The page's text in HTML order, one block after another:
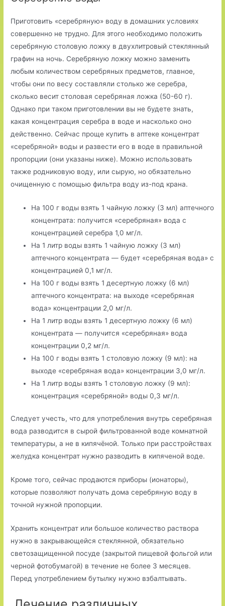
Приготовить «серебряную» воду в домашних условиях
совершенно не трудно. Для этого необходимо положить
серебряную столовую ложку в двухлитровый стеклянный
графин на ночь. Сереб­ряную ложку можно заменить
любым количеством серебряных предметов, главное,
чтобы они по весу составляли столько же серебра,
сколько весит столовая серебряная ложка (50-60 г).
Однако при таком приготовлении вы не будете знать,
какая концентрация серебра в воде и насколько оно
действенно. Сейчас проще купить в аптеке концентрат
«серебряной» воды и развести его в воде в правильной
пропорции (они указаны ниже). Можно исполь­зовать
также родниковую воду, или сырую, но обязательно
очищенную с помощью фильтра воду из-под крана.
На 100 г воды взять 1 чайную ложку (3 мл) аптечного
концентрата: получится «серебряная» вода с
концентрацией серебра 1,0 мг/л.
На 1 литр воды взять 1 чайную ложку (3 мл)
аптечного концентрата — будет «серебряная вода» с
концентрацией 0,1 мг/л.
На 100 г воды взять 1 десертную ложку (6 мл)
аптечного концентрата: на выходе «серебряная
вода» концентрации 2,0 мг/л.
На 1 литр воды взять 1 десертную ложку (6 мл)
концентрата — получится «серебряная» вода
концентрации 0,2 мг/л.
На 100 г воды взять 1 столовую ложку (9 мл): на
выходе «серебряная вода» концентрации 3,0 мг/л.
На 1 литр воды взять 1 столовую ложку (9 мл):
концентрация «серебряной» воды 0,3 мг/л.
Следует учесть, что для употребления внутрь серебряная
вода разводится в сырой фильтрованной воде комнатной
температуры, а не в кипячёной. Только при расстройствах
желудка концентрат нужно разводить в кипяченой воде.
Кроме того, сейчас продаются приборы (ионаторы),
которые позволяют получать дома серебряную воду в
точной нужной пропорции.
Хранить концентрат или большое количество раствора
нужно в закрывающейся стеклянной, обязательно
светозащищенной посуде (закрытой пищевой фольгой или
черной фотобумагой) в течение не более 3 месяцев.
Перед употреблени­ем бутылку нужно взбалтывать.